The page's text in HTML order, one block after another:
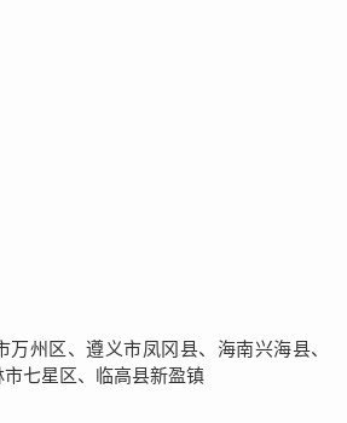
万州区、遵义市凤冈县、海南兴海县、
七星区、临高县新盈镇